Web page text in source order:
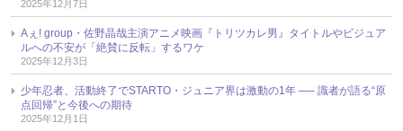
2025年12月7日
Aぇ! group・佐野晶哉主演アニメ映画『トリツカレ男』タイトルやビジュア
ルへの不安が「絶賛に反転」するワケ
2025年12月3日
少年忍者、活動終了でSTARTO・ジュニア界は激動の1年 ── 識者が語る“原
点回帰”と今後への期待
2025年12月1日